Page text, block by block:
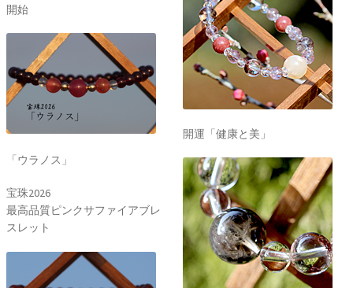
開始
「ウラノス」
宝珠2026
最高品質ピンクサファイアブレ
スレット
開運「健康と美」